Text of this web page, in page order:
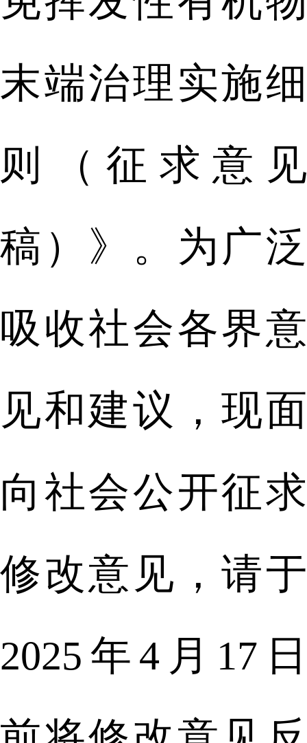
末端治理实施细
则（征求意见
稿）》。为广泛
吸收社会各界意
见和建议，现面
向社会公开征求
修改意见，请于
2025年4月17日